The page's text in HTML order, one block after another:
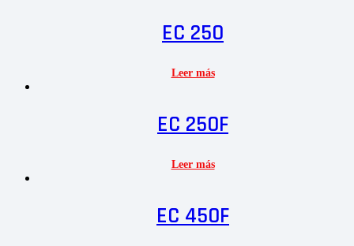
EC 250
Leer más
EC 250F
Leer más
EC 450F